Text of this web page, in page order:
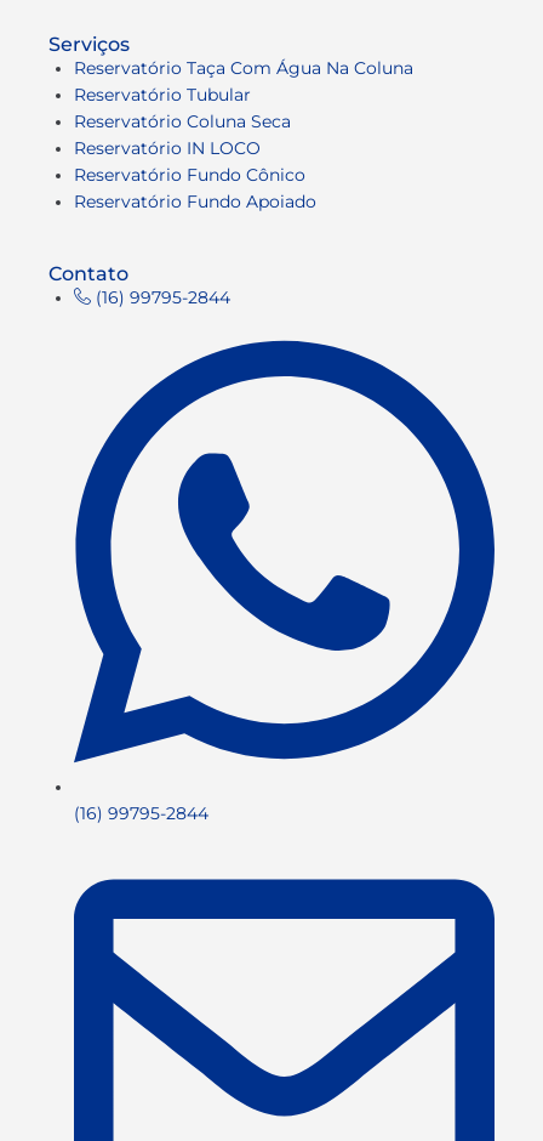
Serviços
Reservatório Taça Com Água Na Coluna
Reservatório Tubular
Reservatório Coluna Seca
Reservatório IN LOCO
Reservatório Fundo Cônico
Reservatório Fundo Apoiado
Contato
(16) 99795-2844
(16) 99795-2844